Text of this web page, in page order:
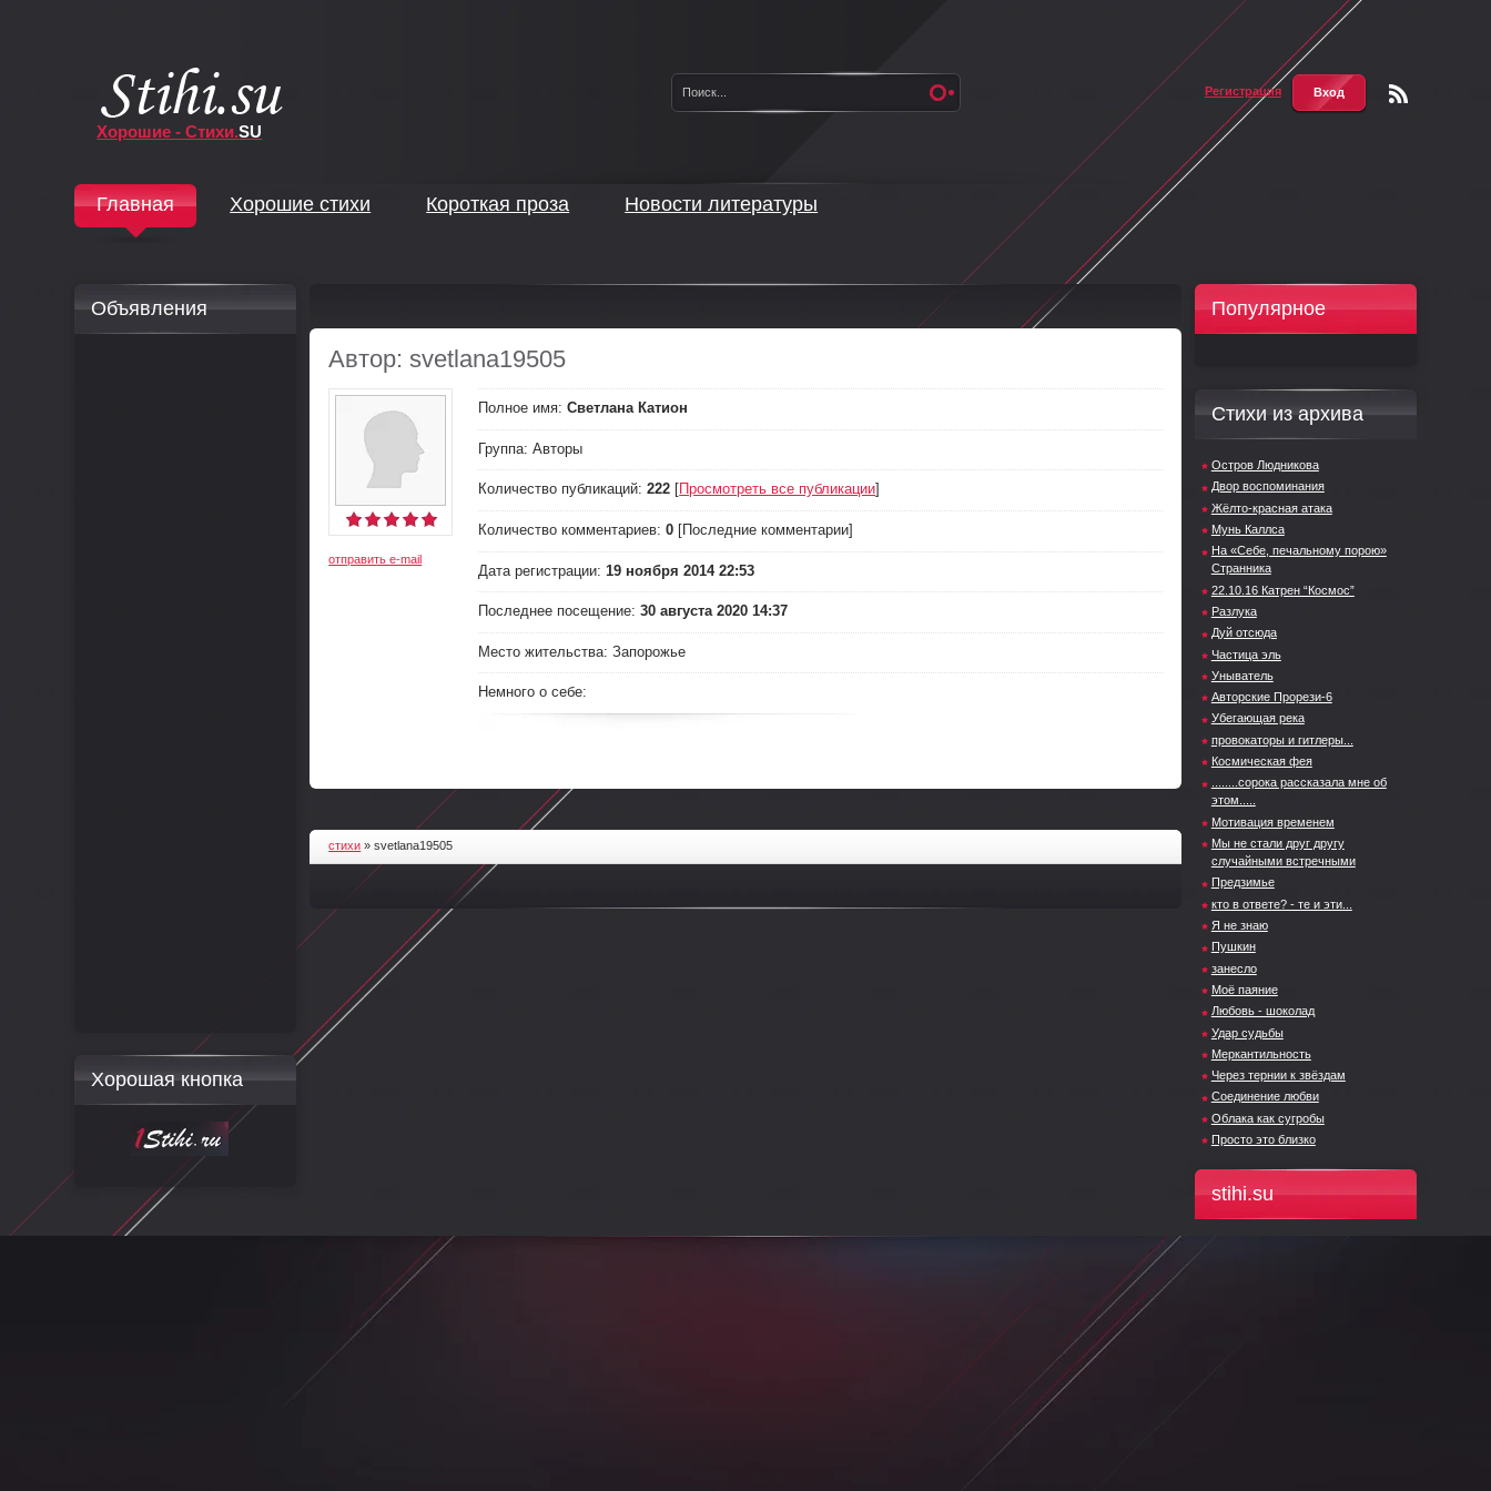
Хорошие - Стихи.SU
Регистрация Вход
Главная Хорошие стихи Короткая проза Новости литературы
Автор: svetlana19505
отправить e-mail
Полное имя: Светлана Катион
Группа: Авторы
Количество публикаций: 222 [Просмотреть все публикации]
Количество комментариев: 0 [Последние комментарии]
Дата регистрации: 19 ноября 2014 22:53
Последнее посещение: 30 августа 2020 14:37
Место жительства: Запорожье
Немного о себе:
стихи » svetlana19505
Популярное
Стихи из архива
Остров Людникова
Двор воспоминания
Жёлто-красная атака
Мунь Каллса
На «Себе, печальному порою»
Странника
22.10.16 Катрен “Космос”
Разлука
Дуй отсюда
Частица эль
Уныватель
Авторские Прорези-6
Убегающая река
провокаторы и гитлеры...
Космическая фея
........сорока рассказала мне об
этом.....
Мотивация временем
Мы не стали друг другу
случайными встречными
Предзимье
кто в ответе? - те и эти...
Я не знаю
Пушкин
занесло
Моё паяние
Любовь - шоколад
Удар судьбы
Меркантильность
Через тернии к звёздам
Соединение любви
Облака как сугробы
Просто это близко
stihi.su
Объявления
Хорошая кнопка